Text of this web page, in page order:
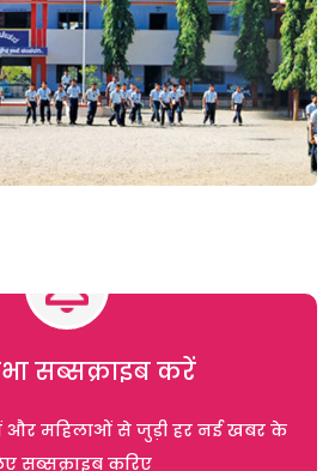
सब्सक्राइब करें
और महिलाओं से जुड़ी हर नई खबर के
सब्सक्राइब करिए